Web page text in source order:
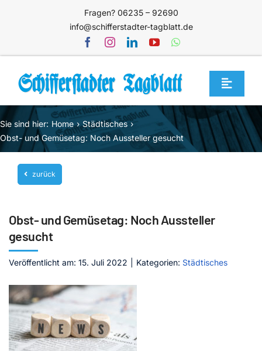
Fragen? 06235 – 92690
info@schifferstadter-tagblatt.de
Toggle
Home
Themen
Blog
Unternehmen
Mediathek
Jetzt abonnieren
Sie sind hier: Home
Städtisches
Obst- und Gemüsetag: Noch Aussteller gesucht
zurück
Obst- und Gemüsetag: Noch Aussteller
gesucht
Veröffentlicht am: 15. Juli 2022 Kategorien: Städtisches